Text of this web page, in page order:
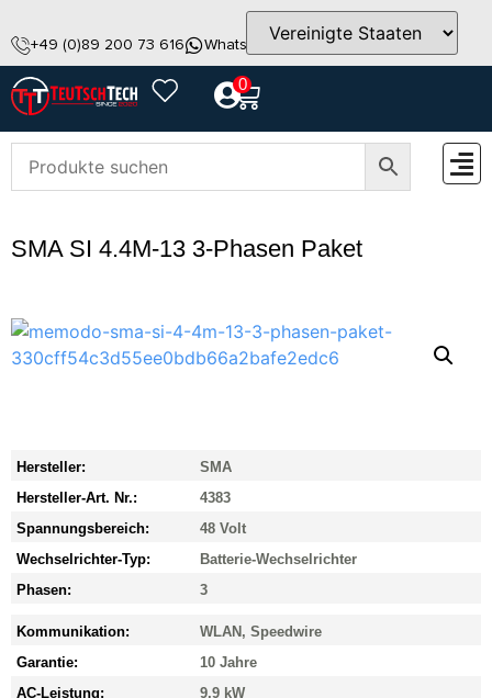
+49 (0)89 200 73 616 WhatsApp info@teutschtech.com
0
SMA SI 4.4M-13 3-Phasen Paket
Hersteller:
SMA
Hersteller-Art. Nr.:
4383
Spannungsbereich:
48 Volt
Wechselrichter-Typ:
Batterie-Wechselrichter
Phasen:
3
Kommunikation:
WLAN, Speedwire
Garantie:
10 Jahre
AC-Leistung:
9,9 kW